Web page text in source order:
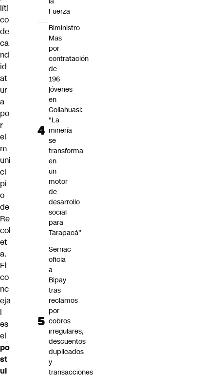
líti
co
de
ca
nd
id
at
ur
a
po
r
el
m
uni
ci
pi
o
de
Re
col
et
a.
El
co
nc
eja
l
es
el
po
st
ul
Fuerza
Biministro
Mas
por
contratación
de
196
jóvenes
en
Collahuasi:
"La
minería
se
transforma
en
un
motor
de
desarrollo
social
para
Tarapacá"
Sernac
oficia
a
Bipay
tras
reclamos
por
cobros
irregulares,
descuentos
duplicados
y
transacciones